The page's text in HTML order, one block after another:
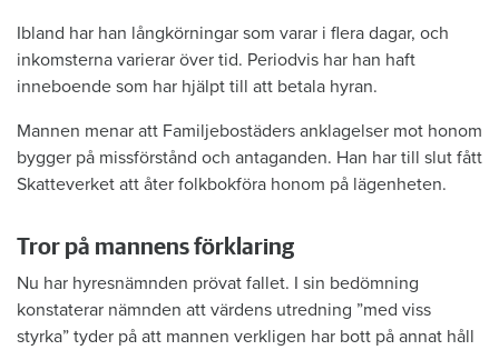
Ibland har han långkörningar som varar i flera dagar, och
inkomsterna varierar över tid. Periodvis har han haft
inneboende som har hjälpt till att betala hyran.
Mannen menar att Familjebostäders anklagelser mot honom
bygger på missförstånd och antaganden. Han har till slut fått
Skatteverket att åter folkbokföra honom på lägenheten.
Tror på mannens förklaring
Nu har hyresnämnden prövat fallet. I sin bedömning
konstaterar nämnden att värdens utredning ”med viss
styrka” tyder på att mannen verkligen har bott på annat håll